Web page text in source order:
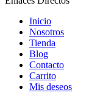
Inicio
Nosotros
Tienda
Blog
Contacto
Carrito
Mis deseos